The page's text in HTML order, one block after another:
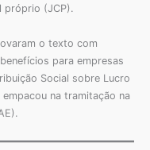
próprio (JCP).
o texto com
para empresas
Social sobre Lucro
na tramitação na